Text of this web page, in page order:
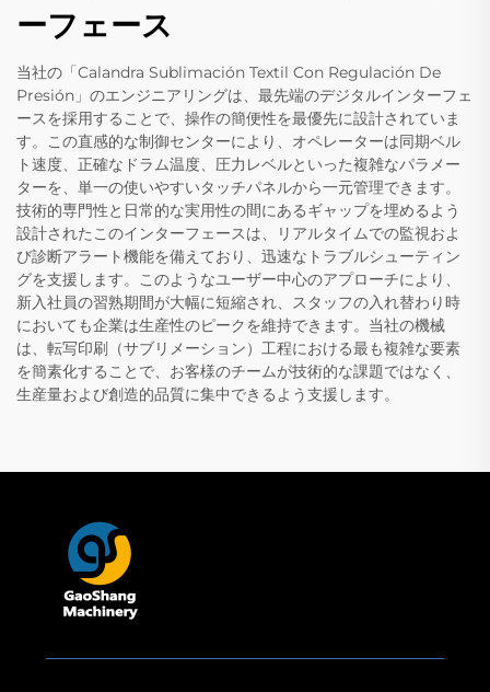
ーフェース
当社の「Calandra Sublimación Textil Con Regulación De
Presión」のエンジニアリングは、最先端のデジタルインターフェ
ースを採用することで、操作の簡便性を最優先に設計されていま
す。この直感的な制御センターにより、オペレーターは同期ベル
ト速度、正確なドラム温度、圧力レベルといった複雑なパラメー
ターを、単一の使いやすいタッチパネルから一元管理できます。
技術的専門性と日常的な実用性の間にあるギャップを埋めるよう
設計されたこのインターフェースは、リアルタイムでの監視およ
び診断アラート機能を備えており、迅速なトラブルシューティン
グを支援します。このようなユーザー中心のアプローチにより、
新入社員の習熟期間が大幅に短縮され、スタッフの入れ替わり時
においても企業は生産性のピークを維持できます。当社の機械
は、転写印刷（サブリメーション）工程における最も複雑な要素
を簡素化することで、お客様のチームが技術的な課題ではなく、
生産量および創造的品質に集中できるよう支援します。